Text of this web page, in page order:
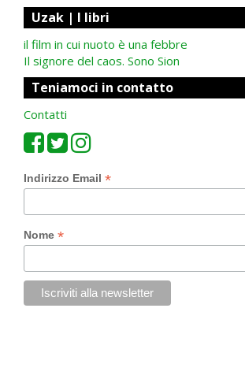
Uzak | I libri
il film in cui nuoto è una febbre
Il signore del caos. Sono Sion
Teniamoci in contatto
Contatti
Indirizzo Email *
Nome *